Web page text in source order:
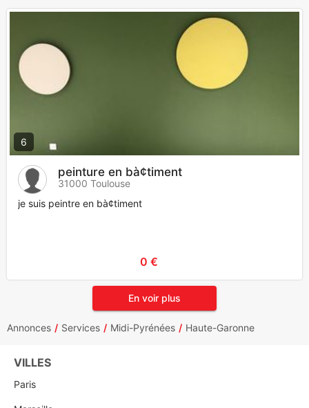
6
peinture en bà¢timent
31000 Toulouse
je suis peintre en bà¢timent
0 €
En voir plus
Annonces Services Midi-Pyrénées Haute-Garonne
VILLES
Paris